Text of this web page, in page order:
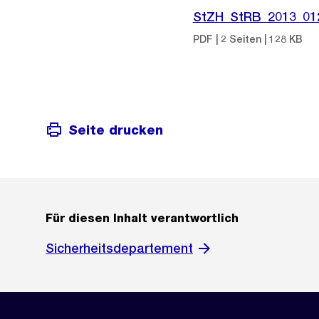
PDF | 2 Seiten | 128 KB
Seite drucken
Für diesen Inhalt verantwortlich
Sicherheitsdepartement